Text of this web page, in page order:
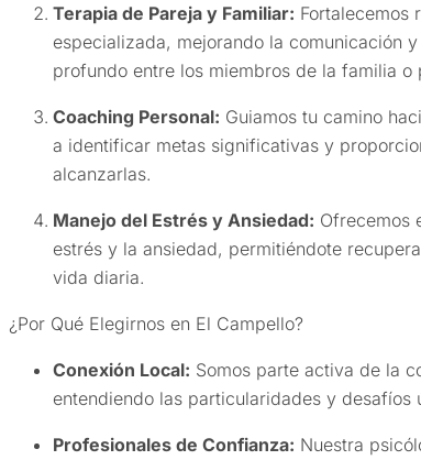
Terapia de Pareja y Familiar: Fortalecemos
especializada, mejorando la comunicación
profundo entre los miembros de la familia o
Coaching Personal: Guiamos tu camino
a identificar metas significativas y
alcanzarlas.
Manejo del Estrés y Ansiedad: Ofrecemos
estrés y la ansiedad, permitiéndote
vida diaria.
¿Por Qué Elegirnos en El Campello?
Conexión Local: Somos parte activa de la
entendiendo las particularidades y desafíos
Profesionales de Confianza: Nuestra